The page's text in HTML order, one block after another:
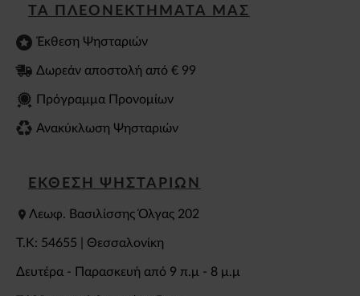
ΤΑ ΠΛΕΟΝΕΚΤΗΜΑΤΑ ΜΑΣ
Έκθεση Ψησταριών
Δωρεάν αποστολή από € 99
Πρόγραμμα Προνομίων
Ανακύκλωση Ψησταριών
ΕΚΘΕΣΗ ΨΗΣΤΑΡΙΩΝ
Λεωφ. Βασιλίσσης Όλγας 202
T.K: 54655 | Θεσσαλονίκη
Δευτέρα - Παρασκευή από 9 π.μ - 8 μ.μ